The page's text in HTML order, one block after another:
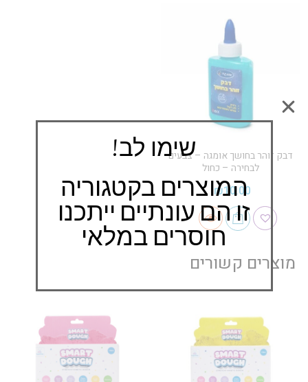
דבק זוהר בחושך אומגה – צבעים
לבחירה – כחול
₪10.00
מוצרים קשורים
שימו לב!
המוצרים בקטגוריה
זו הם עונתיים ייתכנו
חוסרים במלאי